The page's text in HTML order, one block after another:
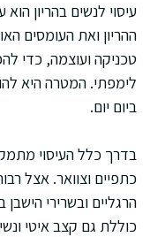
עיסוי לנשים בהריון
ההריון ואת העומסים
טכניקה ועוצמה, כדי
לימפתי. המטרה היא
ביום יום.
בדרך כלל העיסוי
כתפיים וצוואר. אצל
הרגליים ובשרירי
כוללת גם קצב איטי